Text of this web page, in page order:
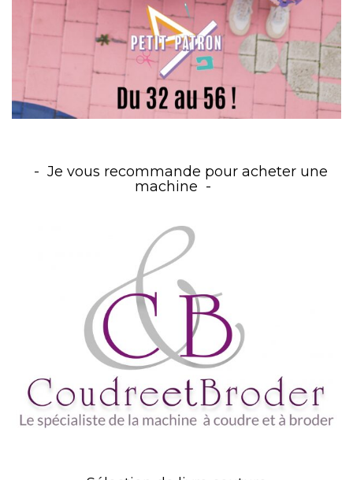
Je vous recommande pour acheter une
machine